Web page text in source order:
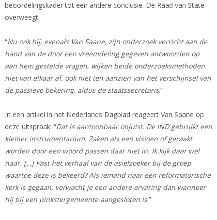
beoordelingskader tot een andere conclusie. De Raad van State
overweegt:
“Nu ook hij, evenals Van Saane, zijn onderzoek verricht aan de
hand van de door een vreemdeling gegeven antwoorden op
aan hem gestelde vragen, wijken beide onderzoeksmethoden
niet van elkaar af, ook niet ten aanzien van het verschijnsel van
de passieve bekering, aldus de staatssecretaris.”
In een artikel in het Nederlands Dagblad reageert Van Saane op
deze uitspraak: “Dat is aantoonbaar onjuist. De IND gebruikt een
kleiner instrumentarium. Zaken als een visioen of geraakt
worden door een woord passen daar niet in. Ik kijk daar wel
naar. […] Past het verhaal van de asielzoeker bij de groep
waartoe deze is bekeerd? Als iemand naar een reformatorische
kerk is gegaan, verwacht je een andere ervaring dan wanneer
hij bij een pinkstergemeente aangesloten is.”